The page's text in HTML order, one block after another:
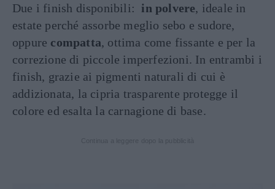
Due i finish disponibili: in polvere, ideale in
estate perché assorbe meglio sebo e sudore,
oppure compatta, ottima come fissante e per la
correzione di piccole imperfezioni. In entrambi i
finish, grazie ai pigmenti naturali di cui è
addizionata, la cipria trasparente protegge il
colore ed esalta la carnagione di base.